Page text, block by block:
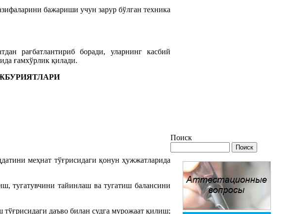
бажариши учун зарур бўлган техника
рағбатлантириб боради, уларнинг касбий
ғамхўрлик қилади.
меҳнат тўғрисидаги қонун ҳужжатларида
тугатувчини тайинлаш ва тугатиш балансини
даъво билан судга мурожаат қилиш;
Поиск